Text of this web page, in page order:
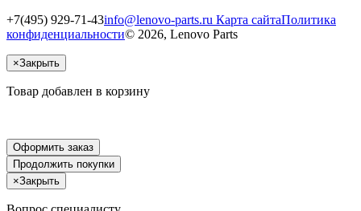
+7(495) 929-71-43info@lenovo-parts.ru Карта сайтаПолитика
конфиденциальности© 2026, Lenovo Parts
×Закрыть
Товар добавлен в корзину
Оформить заказ
Продолжить покупки
×Закрыть